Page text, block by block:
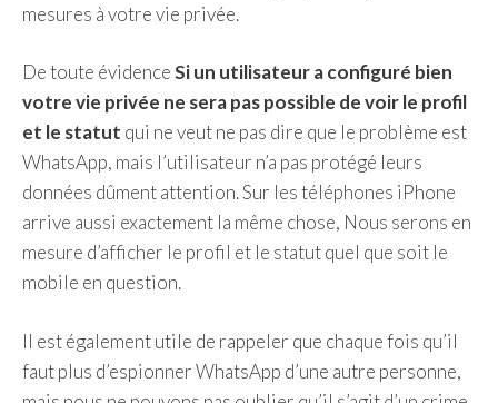
mesures à votre vie privée.
De toute évidenceSi un utilisateur a configuré bien
votre vie privée ne sera pas possible de voir le profil
et le statut qui ne veut ne pas dire que le problème est
WhatsApp, mais l’utilisateur n’a pas protégé leurs
données dûment attention. Sur les téléphones iPhone
arrive aussi exactement la même chose, Nous serons en
mesure d’afficher le profil et le statut quel que soit le
mobile en question.
Il est également utile de rappeler que chaque fois qu’il
faut plus d’espionner WhatsApp d’une autre personne,